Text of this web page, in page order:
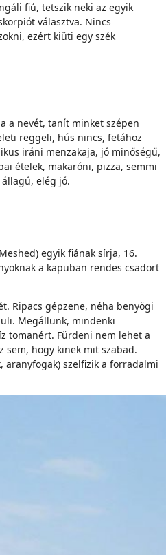
fiú, tetszik neki az egyik
választva. Nincs
ezért kiüti egy szék
a nevét, tanít minket szépen
reggeli, hús nincs, fetához
iráni menzakaja, jó minőségű,
ételek, makaróni, pizza, semmi
elég jó.
egyik fiának sírja, 16.
a kapuban rendes csadort
Ripacs gépzene, néha benyögi
Megállunk, mindenki
tomanért. Fürdeni nem lehet a
sem, hogy kinek mit szabad.
aranyfogak) szelfizik a forradalmi